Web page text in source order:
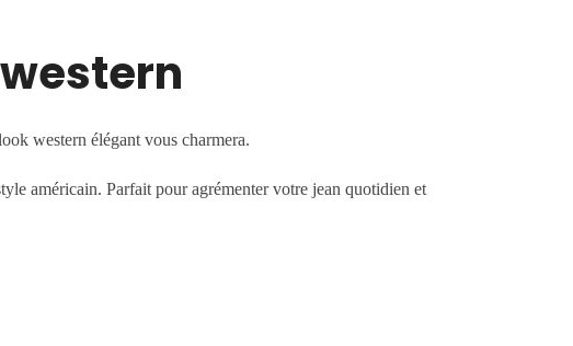
western élégant vous charmera.
américain. Parfait pour agrémenter votre jean quotidien et